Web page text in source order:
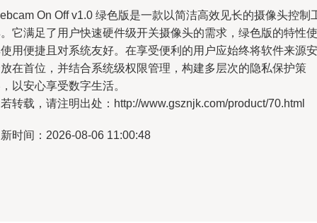
On Off v1.0 绿色版是一款以简洁高效见长的摄像头控制
它满足了用户快速硬件级开关摄像头的需求，绿色版的特性使
用便捷且对系统友好。在享受便利的用户应始终将软件来源安
在首位，并结合系统级权限管理，构建多层次的隐私保护策
以安心享受数字生活。
转载，请注明出处：http://www.gsznjk.com/product/70.html
时间：2026-08-06 11:00:48